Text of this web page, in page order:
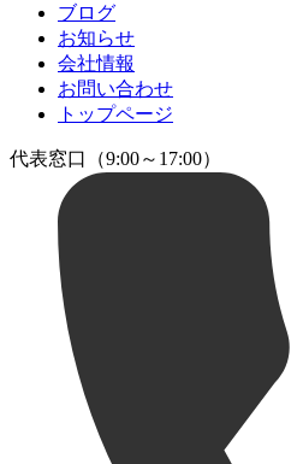
ブログ
お知らせ
会社情報
お問い合わせ
トップページ
代表窓口（9:00～17:00）